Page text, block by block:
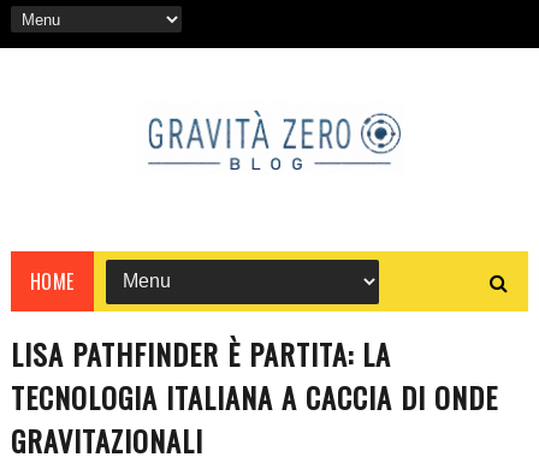
HOME
LISA PATHFINDER È PARTITA: LA
TECNOLOGIA ITALIANA A CACCIA DI ONDE
GRAVITAZIONALI